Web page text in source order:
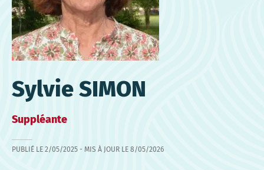
Sylvie SIMON
Suppléante
PUBLIÉ LE 2/05/2025 - MIS À JOUR LE 8/05/2026